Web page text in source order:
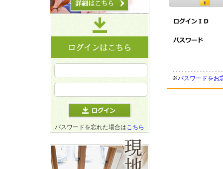
※パスワードをお
パスワードを忘れた場合はこちら